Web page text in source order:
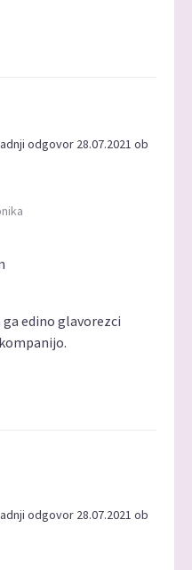
odgovor 28.07.2021 ob
edino glavorezci
odgovor 28.07.2021 ob